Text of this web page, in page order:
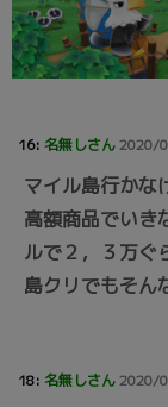
16: 名無しさん2020/
マイル島行かな
高額商品でいき
ルで２，３万ぐ
島クリでもそん
18: 名無しさん2020/